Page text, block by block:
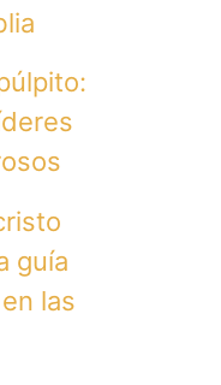
guía
las